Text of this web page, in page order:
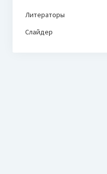
Литераторы
Слайдер